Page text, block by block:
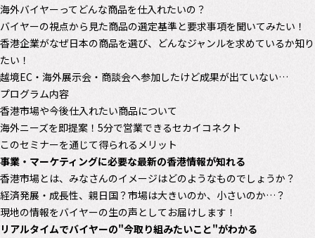
海外バイヤーってどんな商品を仕入れたいの？
バイヤーの視点から見た商品の選定基準と要求事項を聞いてみたい！
香港企業がなぜ日本の商品を選び、どんなジャンルを求めているか知り
たい！
越境EC・海外展示会・商談会へ参加したけど成果が出ていない…
プログラム内容
香港市場や今後仕入れたい商品について
海外ニーズを即提案！5分で営業できるセカイコネクト
このセミナーを通じて得られるメリット
事業・マーケティングに必要な最新の香港情報が知れる
香港市場とは、みなさんのイメージはどのようなものでしょうか？
経済発展・成長性、親日国？市場は大きいのか、小さいのか…？
現地の情報をバイヤーの生の声としてお届けします！
リアルタイムでバイヤーの"今取り組みたいこと"がわかる